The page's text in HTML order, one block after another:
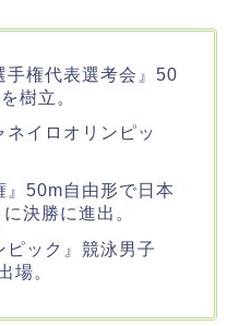
手権代表選考会』50
樹立。
イロオリンピッ
50m自由形で日本
決勝に進出。
ック』競泳男子
場。